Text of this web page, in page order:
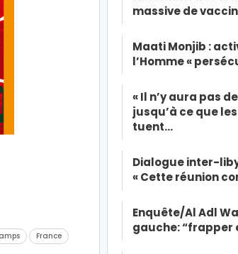
France
massive de
Maati Monjib :
l’Homme «
« Il n’y aura pas
jusqu’à ce que
tuent…
Dialogue inter-
« Cette réunion
Enquête/Al Adl
gauche: “frapper